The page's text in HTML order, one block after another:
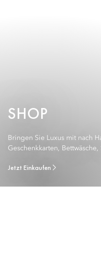
SHOP
Bringen Sie Luxus mit nach
Geschenkkarten,
Jetzt Einkaufen